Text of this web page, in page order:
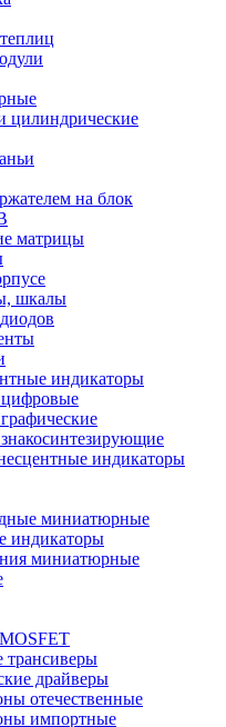
цилиндрические
на блок
матрицы
шкалы
индикаторы
индикаторы
миниатюрные
индикаторы
миниатюрные
трансиверы
драйверы
отечественные
импортные